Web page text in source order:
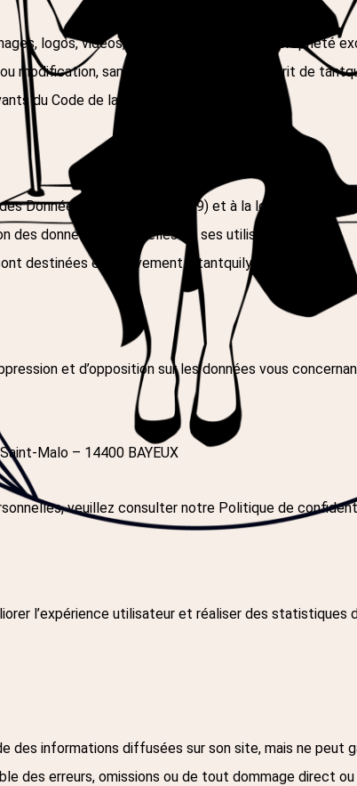
logos, vidéos, graphismes, etc.) est la propriété
modification, sans l’accord préalable et écrit de
du Code de la propriété intellectuelle.
Données (RGPD n°2016/679) et à la loi «
des données personnelles de ses utilisateurs.
destinées exclusivement à tantquilyauradesfemmes
et d’opposition sur les données vous
Malo – 14400 BAYEUX
veuillez consulter notre Politique de
l’expérience utilisateur et réaliser des
des informations diffusées sur son site, mais ne peut
des erreurs, omissions ou de tout dommage direct